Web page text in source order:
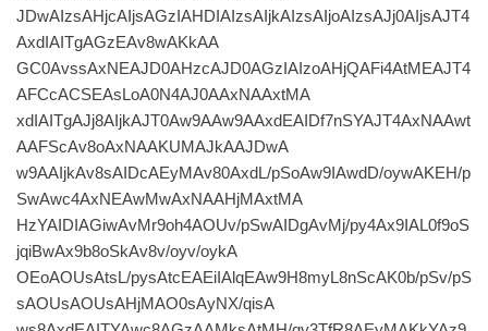
JDwAIzsAHjcAIjsAGzIAHDIAIzsAIjkAIzsAIjoAIzsAJj0AIjsAJT4
AxdIAITgAGzEAv8wAKkAA
GC0AvssAxNEAJD0AHzcAJD0AGzIAIzoAHjQAFi4AtMEAJT4
AFCcACSEAsLoA0N4AJ0AAxNAAxtMA
xdIAITgAJj8AIjkAJT0Aw9AAw9AAxdEAIDf7nSYAJT4AxNAAwt
AAFScAv8oAxNAAKUMAJkAAJDwA
w9AAIjkAv8sAIDcAEyMAv80AxdL/pSoAw9IAwdD/oywAKEH/p
SwAwc4AxNEAwMwAxNAAHjMAxtMA
HzYAIDIAGiwAvMr9oh4AOUv/pSwAIDgAvMj/py4Ax9IAL0f9oS
jqiBwAx9b8oSkAv8v/oyv/oykA
OEoAOUsAtsL/pysAtcEAEiIAlqEAw9H8myL8nScAK0b/pSv/pS
sAOUsAOUsAHjMAO0sAyNX/qisA